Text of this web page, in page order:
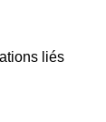
liés